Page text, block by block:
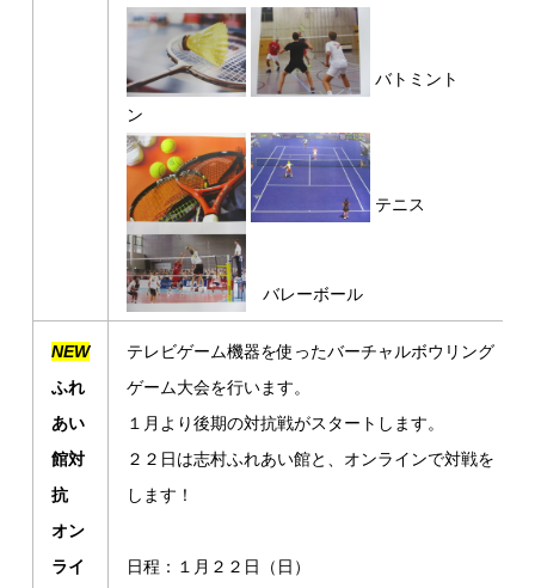
バトミント
ン
テニス
バレーボール
NEW
ふれ
あい
館対
抗
オン
ライ
テレビゲーム機器を使ったバーチャルボウリング
ゲーム大会を行います。
１月より後期の対抗戦がスタートします。
２２日は志村ふれあい館と、オンラインで対戦を
します！
日程：１月２２日（日）